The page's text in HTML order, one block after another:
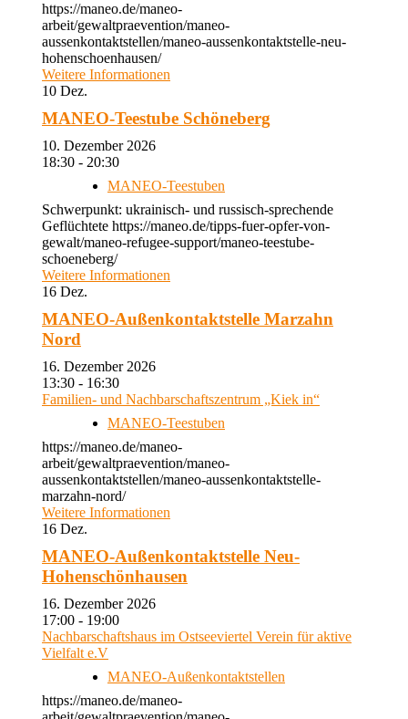
https://maneo.de/maneo-
arbeit/gewaltpraevention/maneo-
aussenkontaktstellen/maneo-aussenkontaktstelle-neu-
hohenschoenhausen/
Weitere Informationen
10 Dez.
MANEO-Teestube Schöneberg
10. Dezember 2026
18:30 - 20:30
MANEO-Teestuben
Schwerpunkt: ukrainisch- und russisch-sprechende
Geflüchtete https://maneo.de/tipps-fuer-opfer-von-
gewalt/maneo-refugee-support/maneo-teestube-
schoeneberg/
Weitere Informationen
16 Dez.
MANEO-Außenkontaktstelle Marzahn
Nord
16. Dezember 2026
13:30 - 16:30
Familien- und Nachbarschaftszentrum „Kiek in“
MANEO-Teestuben
https://maneo.de/maneo-
arbeit/gewaltpraevention/maneo-
aussenkontaktstellen/maneo-aussenkontaktstelle-
marzahn-nord/
Weitere Informationen
16 Dez.
MANEO-Außenkontaktstelle Neu-
Hohenschönhausen
16. Dezember 2026
17:00 - 19:00
Nachbarschaftshaus im Ostseeviertel Verein für aktive
Vielfalt e.V
MANEO-Außenkontaktstellen
https://maneo.de/maneo-